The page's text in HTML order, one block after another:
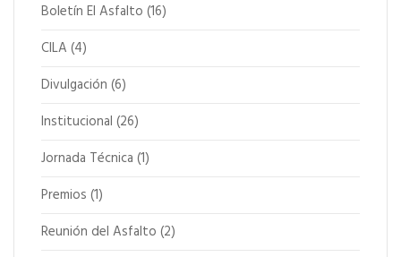
Boletín El Asfalto (16)
CILA (4)
Divulgación (6)
Institucional (26)
Jornada Técnica (1)
Premios (1)
Reunión del Asfalto (2)